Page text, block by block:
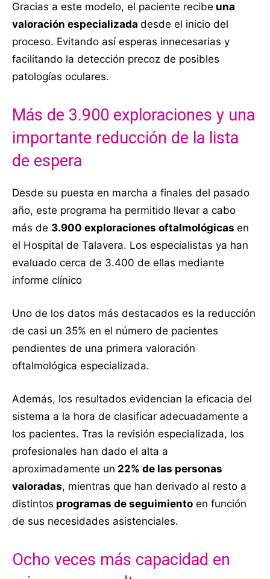
Gracias a este modelo, el paciente recibe una
valoración especializada desde el inicio del
proceso. Evitando así esperas innecesarias y
facilitando la detección precoz de posibles
patologías oculares.
Más de 3.900 exploraciones y una
importante reducción de la lista
de espera
Desde su puesta en marcha a finales del pasado
año, este programa ha permitido llevar a cabo
más de 3.900 exploraciones oftalmológicas en
el Hospital de Talavera. Los especialistas ya han
evaluado cerca de 3.400 de ellas mediante
informe clínico
Uno de los datos más destacados es la reducción
de casi un 35% en el número de pacientes
pendientes de una primera valoración
oftalmológica especializada.
Además, los resultados evidencian la eficacia del
sistema a la hora de clasificar adecuadamente a
los pacientes. Tras la revisión especializada, los
profesionales han dado el alta a
aproximadamente un 22% de las personas
valoradas, mientras que han derivado al resto a
distintos programas de seguimiento en función
de sus necesidades asistenciales.
Ocho veces más capacidad en